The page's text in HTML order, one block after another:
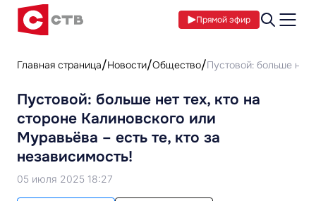
Прямой эфир
Главная страница Новости Общество Пустовой: больше нет
Пустовой: больше нет тех, кто на
стороне Калиновского или
Муравьёва – есть те, кто за
независимость!
05 июля 2025 18:27